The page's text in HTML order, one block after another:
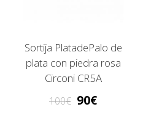
Sortija PlatadePalo de
plata con piedra rosa
Circoni CR5A
100 90